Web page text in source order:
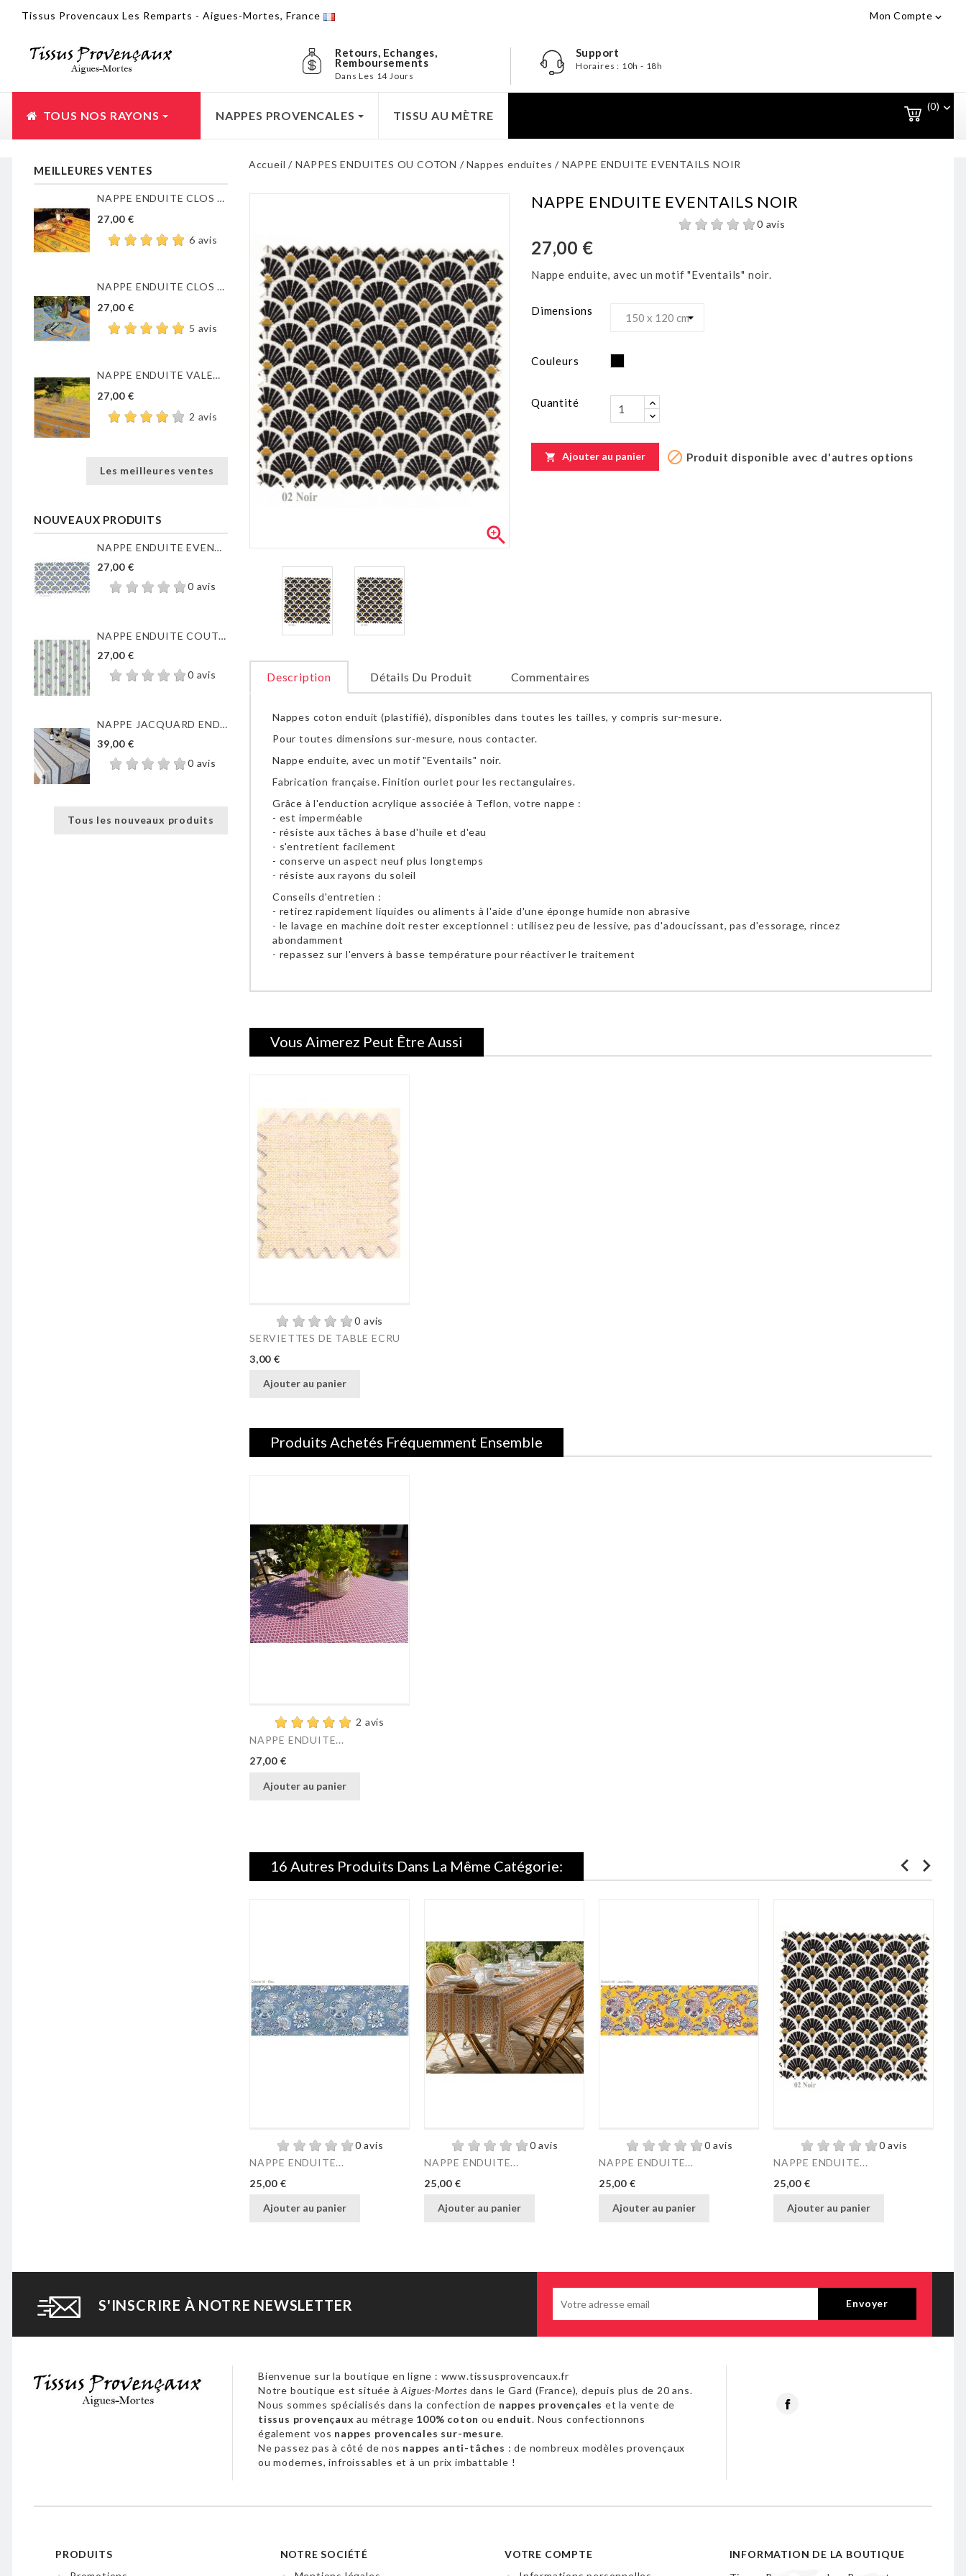
Tissus Provencaux Les Remparts - Aigues-Mortes, France Mon Compte 
Retours, Echanges,
Remboursements
Dans Les 14 Jours
Support
Horaires : 10h - 18h
TOUS NOS RAYONS NAPPES PROVENCALES TISSU AU MÈTRE
(0) 
MEILLEURES VENTES
NAPPE ENDUITE CLOS DES...
27,00 €
6 avis
NAPPE ENDUITE CLOS DES...
27,00 €
5 avis
NAPPE ENDUITE VALENSOLE JAUNE
27,00 €
2 avis
Les meilleures ventes
NOUVEAUX PRODUITS
NAPPE ENDUITE EVENTAILS...
27,00 €
0 avis
NAPPE ENDUITE COUTIL DE...
27,00 €
0 avis
NAPPE JACQUARD ENDUIT...
39,00 €
0 avis
Tous les nouveaux produits
Accueil NAPPES ENDUITES OU COTON Nappes enduites NAPPE ENDUITE EVENTAILS NOIR

NAPPE ENDUITE EVENTAILS NOIR
0 avis
27,00 €
Nappe enduite, avec un motif "Eventails" noir.
Dimensions
Couleurs Noir
Quantité
 Ajouter au panier  Produit disponible avec d'autres options
Description Détails Du Produit Commentaires
Nappes coton enduit (plastifié), disponibles dans toutes les tailles, y compris sur-mesure.
Pour toutes dimensions sur-mesure, nous contacter.
Nappe enduite, avec un motif "Eventails" noir.
Fabrication française. Finition ourlet pour les rectangulaires.
Grâce à l'enduction acrylique associée à Teflon, votre nappe :
- est imperméable
- résiste aux tâches à base d'huile et d'eau
- s'entretient facilement
- conserve un aspect neuf plus longtemps
- résiste aux rayons du soleil
Conseils d'entretien :
- retirez rapidement liquides ou aliments à l'aide d'une éponge humide non abrasive
- le lavage en machine doit rester exceptionnel : utilisez peu de lessive, pas d'adoucissant, pas d'essorage, rincez
abondamment
- repassez sur l'envers à basse température pour réactiver le traitement
Vous Aimerez Peut Être Aussi
0 avis
SERVIETTES DE TABLE ECRU
Prix
3,00 €
Ajouter au panier
Produits Achetés Fréquemment Ensemble
2 avis
NAPPE ENDUITE...
Prix
27,00 €
Ajouter au panier
16 Autres Produits Dans La Même Catégorie:
0 avis
NAPPE ENDUITE...
Prix
25,00 €
Ajouter au panier
0 avis
NAPPE ENDUITE...
Prix
25,00 €
Ajouter au panier
0 avis
NAPPE ENDUITE...
Prix
25,00 €
Ajouter au panier
0 avis
NAPPE ENDUITE...
Prix
25,00 €
Ajouter au panier
S'INSCRIRE À NOTRE NEWSLETTER
Bienvenue sur la boutique en ligne : www.tissusprovencaux.fr
Notre boutique est située àAigues-Mortes dans le Gard (France), depuis plus de 20 ans.
Nous sommes spécialisés dans la confection de nappes provençales et la vente de
tissus provençaux au métrage 100% coton ou enduit. Nous confectionnons
également vos nappes provencales sur-mesure.
Ne passez pas à côté de nos nappes anti-tâches : de nombreux modèles provençaux
ou modernes, infroissables et à un prix imbattable !
PRODUITS
NOTRE SOCIÉTÉ
VOTRE COMPTE
INFORMATION DE LA BOUTIQUE